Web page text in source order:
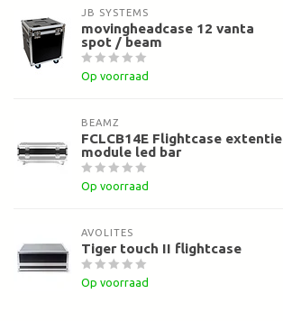
JB SYSTEMS
movingheadcase 12 vanta
spot / beam
Op voorraad
BEAMZ
FCLCB14E Flightcase extentie
module led bar
Op voorraad
AVOLITES
Tiger touch II flightcase
Op voorraad